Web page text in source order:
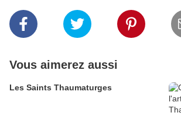
Vous aimerez aussi
Les Saints Thaumaturges